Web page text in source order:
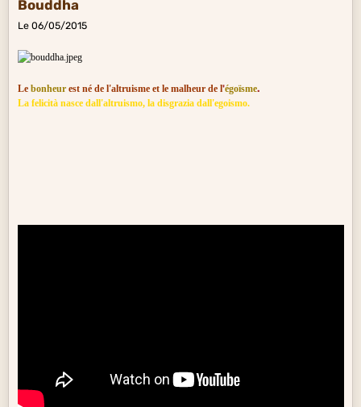
Bouddha
Le 06/05/2015
Le bonheurest né de l'altruisme et le malheur de l'égoïsme.
La felicità nasce dall'altruismo, la disgrazia dall'egoismo.